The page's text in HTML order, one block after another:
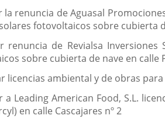
la renuncia de Aguasal
fotovoltaicos sobre cubierta
renuncia de Revialsa
sobre cubierta de nave en calle
licencias ambiental y de obras
a Leading American Food, S.L.
en calle Cascajares nº 2